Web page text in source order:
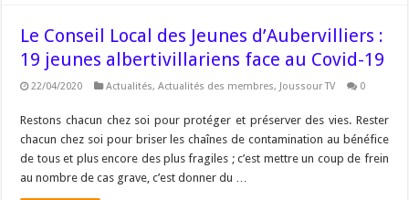
Le Conseil Local des Jeunes d’Aubervilliers :
19 jeunes albertivillariens face au Covid-19
22/04/2020 Actualités,Actualités des membres, Joussour TV 0
Restons chacun chez soi pour protéger et préserver des vies. Rester
chacun chez soi pour briser les chaînes de contamination au bénéfice
de tous et plus encore des plus fragiles ; c’est mettre un coup de frein
au nombre de cas grave, c’est donner du …